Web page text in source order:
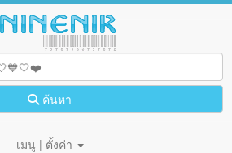
ค้นหา
เมนู | ตั้งค่า